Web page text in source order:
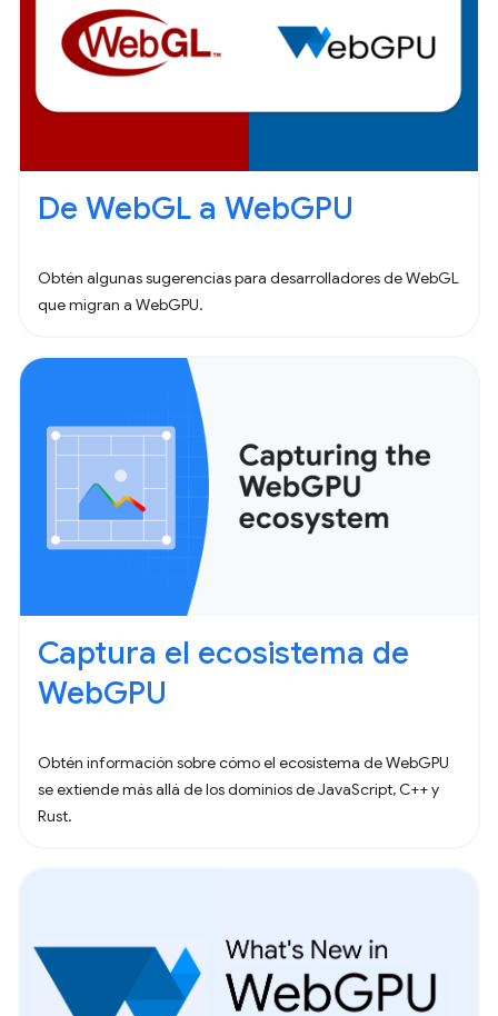
De WebGL a WebGPU
Obtén algunas sugerencias para desarrolladores de WebGL
que migran a WebGPU.
Captura el ecosistema de
WebGPU
Obtén información sobre cómo el ecosistema de WebGPU
se extiende más allá de los dominios de JavaScript, C++ y
Rust.